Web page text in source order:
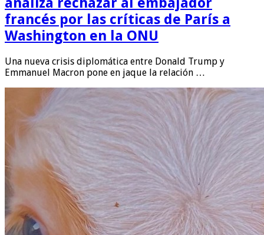
francés por las críticas de París a
Washington en la ONU
Una nueva crisis diplomática entre Donald Trump y
Emmanuel Macron pone en jaque la relación …